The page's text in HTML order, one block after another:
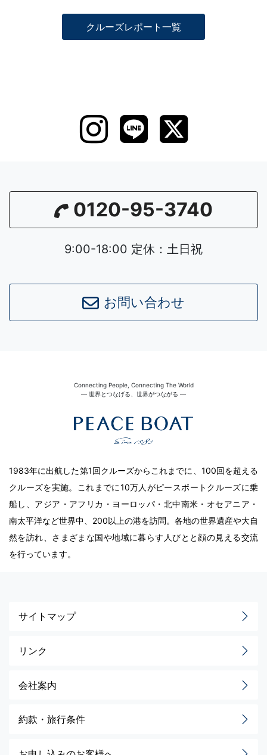
クルーズレポート一覧
0120-95-3740
9:00-18:00 定休：土日祝
お問い合わせ
Connecting People, Connecting The World
― 世界とつなげる、世界がつながる ―
1983年に出航した第1回クルーズからこれまでに、100回を超える
クルーズを実施。これまでに10万人がピースボートクルーズに乗
船し、アジア・アフリカ・ヨーロッパ・北中南米・オセアニア・
南太平洋など世界中、200以上の港を訪問。各地の世界遺産や大自
然を訪れ、さまざまな国や地域に暮らす人びとと顔の見える交流
を行っています。
サイトマップ
リンク
会社案内
約款・旅行条件